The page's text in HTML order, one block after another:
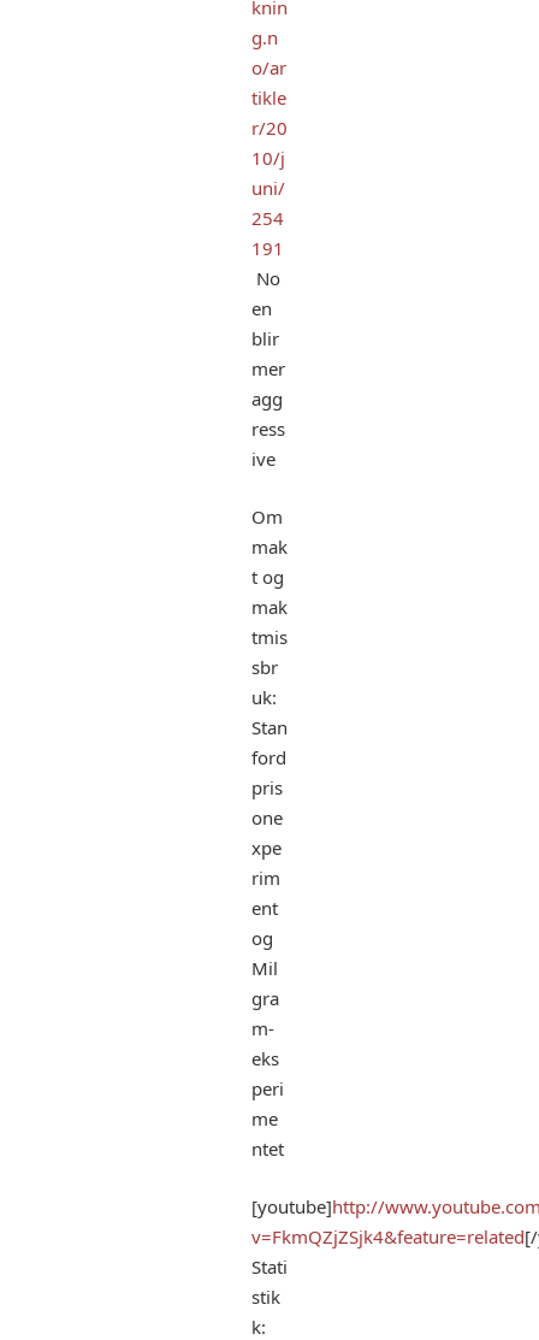
knin
g.n
o/ar
tikle
r/20
10/j
uni/
254
191
No
en
blir
mer
agg
ress
ive
Om
mak
t og
mak
tmis
sbr
uk:
Stan
ford
pris
one
xpe
rim
ent
og
Mil
gra
m-
eks
peri
me
ntet
[youtube]http://
v=FkmQZjZSjk4&feature=related
Stati
stik
k: